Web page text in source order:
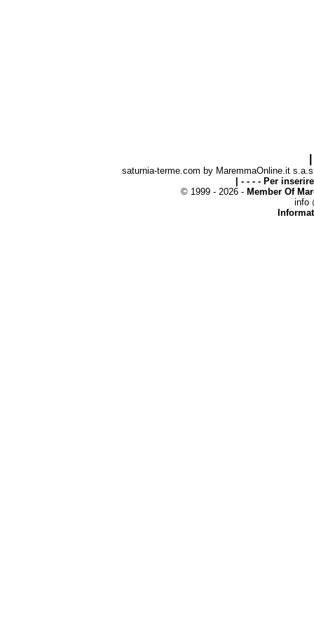
saturnia-terme.com by MaremmaOnline.it
| - - - - Per
© 1999 - 2026 - Member Of
info